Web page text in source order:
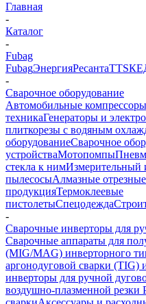
Главная
-
Каталог
-
Fubag
FubagЭнергияРесантаTTS
-
Сварочное оборудование
Автомобильные
техникаГенераторы и
плиткорезы с водяным
оборудованиеСварочное
устройстваМотопомпы
стекла к нимИзмерительный
пылесосыАлмазные
продукцияТермоклеевые
пистолетыСпецодежда
-
Сварочные инверторы для
Сварочные аппараты для
(MIG/MAG) инверторного
аргонодуговой сварки (TIG)
инверторы для ручной
воздушно-плазменной резки